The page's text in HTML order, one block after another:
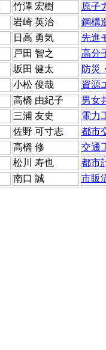
竹澤 宏樹
原子
岩崎 英治
鋼構
日高 勇気
先進
戸田 智之
高分
坂田 健太
防災
小松 俊哉
資源
高橋 由紀子
男女
三浦 友史
電力
佐野 可寸志
都市
高橋 修
交通
松川 寿也
都市
南口 誠 市販